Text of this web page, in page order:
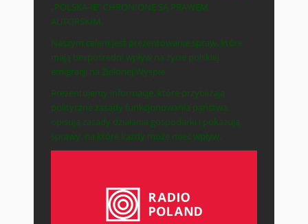
„POLSKA-IE” CHRONIONE SĄ PRAWEM
AUTORSKIM.
Naszym celem jest prezentowanie spraw, które
mają bezpośredni wpływ na życie polskiej
emigracji na Zielonej Wyspie.
Prezentujemy informacje, które przybliżają
polityczne zasady funkcjonowania państwa,
opisują zasady działania gospodarki i pokazują
sprawy, na które każdy może mieć wpływ.